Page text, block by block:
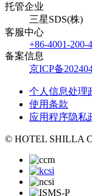
托管企业
三星SDS(株)
客服中心
+86-4001-200-
备案信息
京ICP备
个人信息处理
使用条款
应用程序隐私
© HOTEL SHILLA